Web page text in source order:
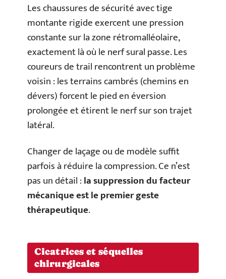
Les chaussures de sécurité avec tige
montante rigide exercent une pression
constante sur la zone rétromalléolaire,
exactement là où le nerf sural passe. Les
coureurs de trail rencontrent un problème
voisin : les terrains cambrés (chemins en
dévers) forcent le pied en éversion
prolongée et étirent le nerf sur son trajet
latéral.
Changer de laçage ou de modèle suffit
parfois à réduire la compression. Ce n’est
pas un détail :la suppression du facteur
mécanique est le premier geste
thérapeutique.
Cicatrices et séquelles
chirurgicales